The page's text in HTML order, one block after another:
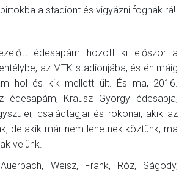
a stadiont és vigyázni fognak rá!
édesapám hozott ki először a
az MTK stadionjába, és én máig
hol és kik mellett ült. És ma, 2016.
édesapám, Krausz György édesapja,
családtagjai és rokonai, akik az
de akik már nem lehetnek köztünk, ma
velünk.
Weisz, Frank, Róz, Ságody,